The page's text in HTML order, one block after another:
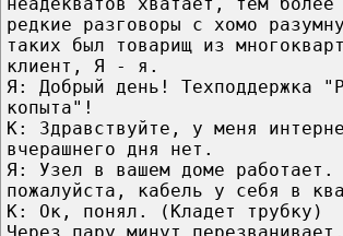
редкие разговоры с хомо
таких был товарищ из
клиент, Я - я.
Я: Добрый день! Техподдержка
копыта"!
К: Здравствуйте, у меня
вчерашнего дня нет.
Я: Узел в вашем доме работает.
пожалуйста, кабель у себя в
К: Ок, понял. (Кладет трубку)
Через пару минут перезванивает.